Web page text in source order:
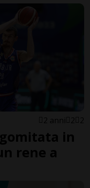
2 anni 2 2
in
rene a